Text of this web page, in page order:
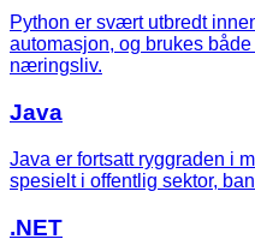
Python er svært utbredt
automasjon, og brukes
næringsliv.
Java
Java er fortsatt ryggraden i
spesielt i offentlig sektor,
.NET